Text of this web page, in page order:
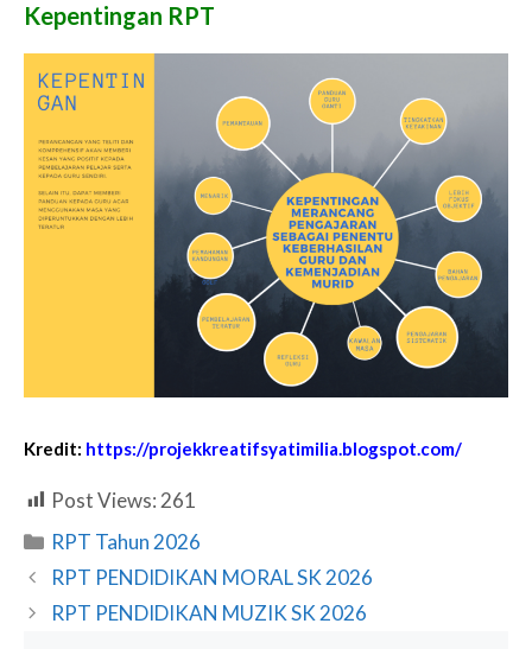
Kepentingan RPT
Kredit: https://projekkreatifsyatimilia.blogspot.com/
Post Views: 261
Categories
RPT Tahun 2026
RPT PENDIDIKAN MORAL SK 2026
RPT PENDIDIKAN MUZIK SK 2026